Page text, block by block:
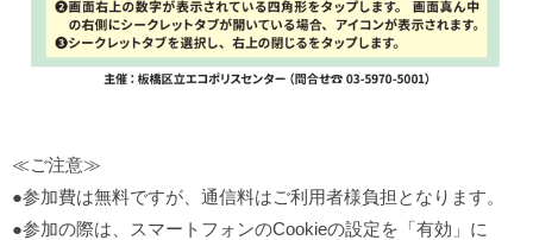
≪ご注意≫
●参加費は無料ですが、通信料はご利用者様負担となります。
●参加の際は、スマートフォンのCookieの設定を「有効」に